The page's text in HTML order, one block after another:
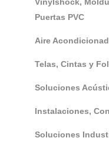
Puertas PVC
Aire
Telas, Cintas y
Soluciones
Instalaciones,
Soluciones